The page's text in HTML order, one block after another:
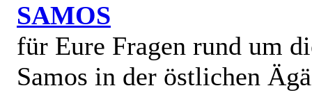
SAMOS
für Eure Fragen rund um
Samos in der östlichen